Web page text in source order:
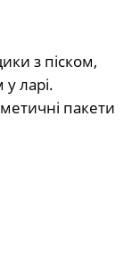
з піском,
ларі.
пакети